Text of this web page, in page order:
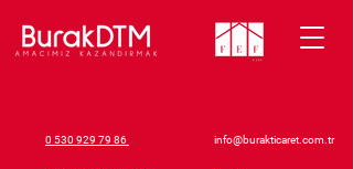
0 530 929 79 86 info@burakticaret.com.tr